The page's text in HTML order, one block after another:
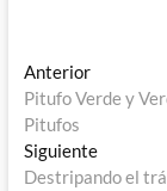
de
entradas
AnteriorEntrada
anterior:
Pitufo Verde y
Pitufos
SiguienteEntrada
Destripando el